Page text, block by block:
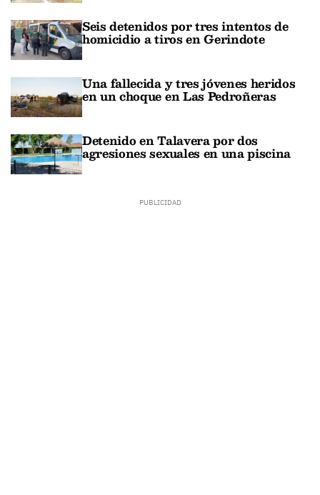
Seis detenidos por tres intentos de
homicidio a tiros en Gerindote
Una fallecida y tres jóvenes heridos
en un choque en Las Pedroñeras
Detenido en Talavera por dos
agresiones sexuales en una piscina